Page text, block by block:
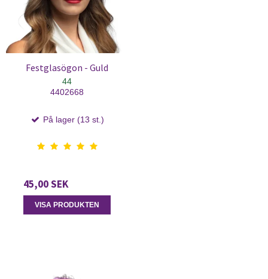
Festglasögon - Guld
44
4402668
På lager (13 st.)
45,00 SEK
VISA PRODUKTEN